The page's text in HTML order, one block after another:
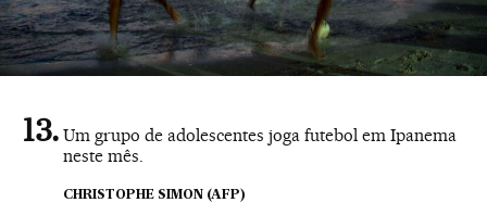
Um grupo de adolescentes joga futebol em Ipanema
neste mês.
CHRISTOPHE SIMON (AFP)